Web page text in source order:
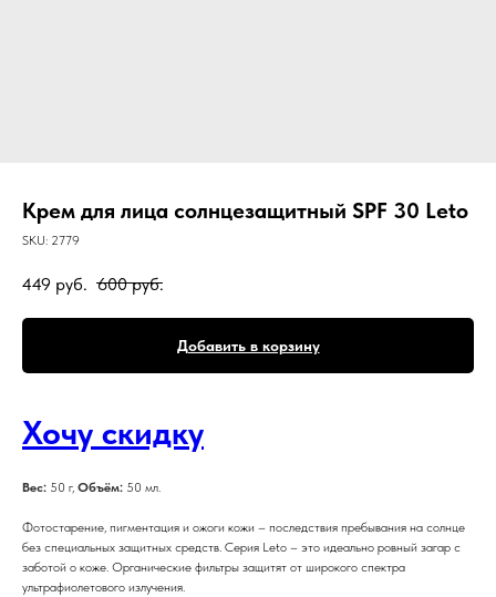
Крем для лица солнцезащитный SPF 30 Leto
SKU: 2779
449 руб. 600 руб.
Добавить в корзину
Хочу скидку
Вес: 50 г, Объём: 50 мл.
Фотостарение, пигментация и ожоги кожи – последствия пребывания на солнце
без специальных защитных средств. Серия Leto – это идеально ровный загар с
заботой о коже. Органические фильтры защитят от широкого спектра
ультрафиолетового излучения.